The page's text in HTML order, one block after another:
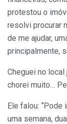
protestou o
resolvi procurar
de me ajudar,
principalmente,
Cheguei no
chorei muito…
Ele falou: “Pode
uma semana,